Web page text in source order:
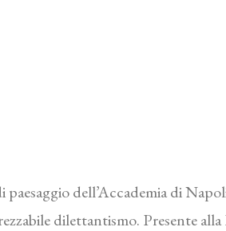
dell’Accademia di
dilettantismo. Presente